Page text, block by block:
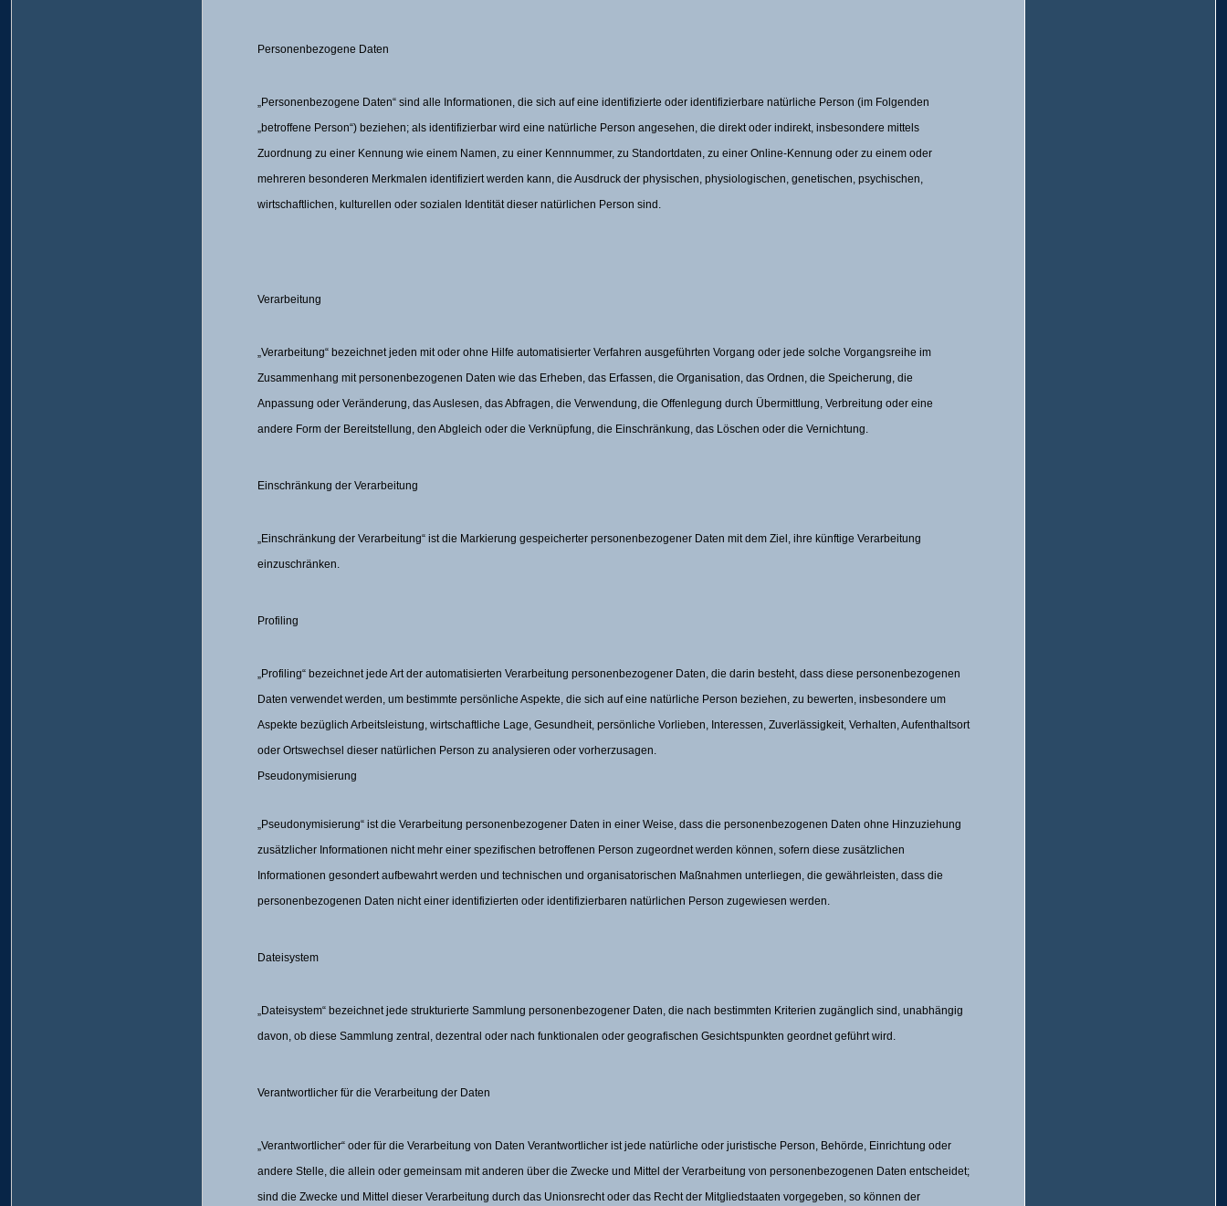
Personenbezogene Daten
„Personenbezogene Daten“ sind alle Informationen, die sich auf eine identifizierte oder identifizierbare natürliche Person (im Folgenden
„betroffene Person“) beziehen; als identifizierbar wird eine natürliche Person angesehen, die direkt oder indirekt, insbesondere mittels
Zuordnung zu einer Kennung wie einem Namen, zu einer Kennnummer, zu Standortdaten, zu einer Online-Kennung oder zu einem oder
mehreren besonderen Merkmalen identifiziert werden kann, die Ausdruck der physischen, physiologischen, genetischen, psychischen,
wirtschaftlichen, kulturellen oder sozialen Identität dieser natürlichen Person sind.
Verarbeitung
„Verarbeitung“ bezeichnet jeden mit oder ohne Hilfe automatisierter Verfahren ausgeführten Vorgang oder jede solche Vorgangsreihe im
Zusammenhang mit personenbezogenen Daten wie das Erheben, das Erfassen, die Organisation, das Ordnen, die Speicherung, die
Anpassung oder Veränderung, das Auslesen, das Abfragen, die Verwendung, die Offenlegung durch Übermittlung, Verbreitung oder eine
andere Form der Bereitstellung, den Abgleich oder die Verknüpfung, die Einschränkung, das Löschen oder die Vernichtung.
Einschränkung der Verarbeitung
„Einschränkung der Verarbeitung“ ist die Markierung gespeicherter personenbezogener Daten mit dem Ziel, ihre künftige Verarbeitung
einzuschränken.
Profiling
„Profiling“ bezeichnet jede Art der automatisierten Verarbeitung personenbezogener Daten, die darin besteht, dass diese personenbezogenen
Daten verwendet werden, um bestimmte persönliche Aspekte, die sich auf eine natürliche Person beziehen, zu bewerten, insbesondere um
Aspekte bezüglich Arbeitsleistung, wirtschaftliche Lage, Gesundheit, persönliche Vorlieben, Interessen, Zuverlässigkeit, Verhalten, Aufenthaltsort
oder Ortswechsel dieser natürlichen Person zu analysieren oder vorherzusagen.
Pseudonymisierung
„Pseudonymisierung“ ist die Verarbeitung personenbezogener Daten in einer Weise, dass die personenbezogenen Daten ohne Hinzuziehung
zusätzlicher Informationen nicht mehr einer spezifischen betroffenen Person zugeordnet werden können, sofern diese zusätzlichen
Informationen gesondert aufbewahrt werden und technischen und organisatorischen Maßnahmen unterliegen, die gewährleisten, dass die
personenbezogenen Daten nicht einer identifizierten oder identifizierbaren natürlichen Person zugewiesen werden.
Dateisystem
„Dateisystem“ bezeichnet jede strukturierte Sammlung personenbezogener Daten, die nach bestimmten Kriterien zugänglich sind, unabhängig
davon, ob diese Sammlung zentral, dezentral oder nach funktionalen oder geografischen Gesichtspunkten geordnet geführt wird.
Verantwortlicher für die Verarbeitung der Daten
„Verantwortlicher“ oder für die Verarbeitung von Daten Verantwortlicher ist jede natürliche oder juristische Person, Behörde, Einrichtung oder
andere Stelle, die allein oder gemeinsam mit anderen über die Zwecke und Mittel der Verarbeitung von personenbezogenen Daten entscheidet;
sind die Zwecke und Mittel dieser Verarbeitung durch das Unionsrecht oder das Recht der Mitgliedstaaten vorgegeben, so können der